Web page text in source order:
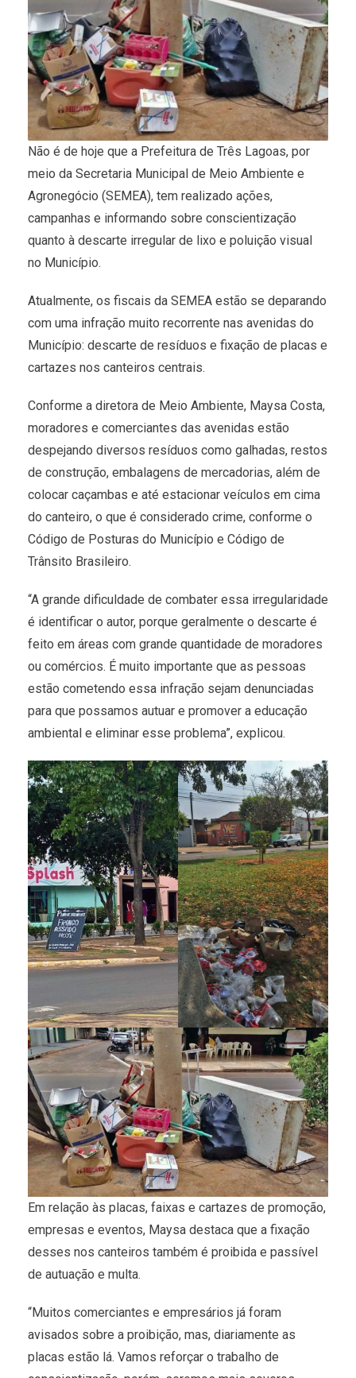
Não é de hoje que a Prefeitura de Três Lagoas, por
meio da Secretaria Municipal de Meio Ambiente e
Agronegócio (SEMEA), tem realizado ações,
campanhas e informando sobre conscientização
quanto à descarte irregular de lixo e poluição visual
no Município.
Atualmente, os fiscais da SEMEA estão se deparando
com uma infração muito recorrente nas avenidas do
Município: descarte de resíduos e fixação de placas e
cartazes nos canteiros centrais.
Conforme a diretora de Meio Ambiente, Maysa Costa,
moradores e comerciantes das avenidas estão
despejando diversos resíduos como galhadas, restos
de construção, embalagens de mercadorias, além de
colocar caçambas e até estacionar veículos em cima
do canteiro, o que é considerado crime, conforme o
Código de Posturas do Município e Código de
Trânsito Brasileiro.
“A grande dificuldade de combater essa irregularidade
é identificar o autor, porque geralmente o descarte é
feito em áreas com grande quantidade de moradores
ou comércios. É muito importante que as pessoas
estão cometendo essa infração sejam denunciadas
para que possamos autuar e promover a educação
ambiental e eliminar esse problema”, explicou.
Em relação às placas, faixas e cartazes de promoção,
empresas e eventos, Maysa destaca que a fixação
desses nos canteiros também é proibida e passível
de autuação e multa.
“Muitos comerciantes e empresários já foram
avisados sobre a proibição, mas, diariamente as
placas estão lá. Vamos reforçar o trabalho de